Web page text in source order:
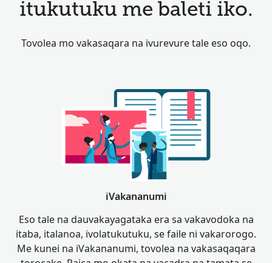
itukutuku me baleti iko.
Tovolea mo vakasaqara na ivurevure tale eso oqo.
iVakananumi
Eso tale na dauvakayagataka era sa vakavodoka na
itaba, italanoa, ivolatukutuku, se faile ni vakarorogo.
Me kunei na iVakananumi, tovolea na vakasaqaqara